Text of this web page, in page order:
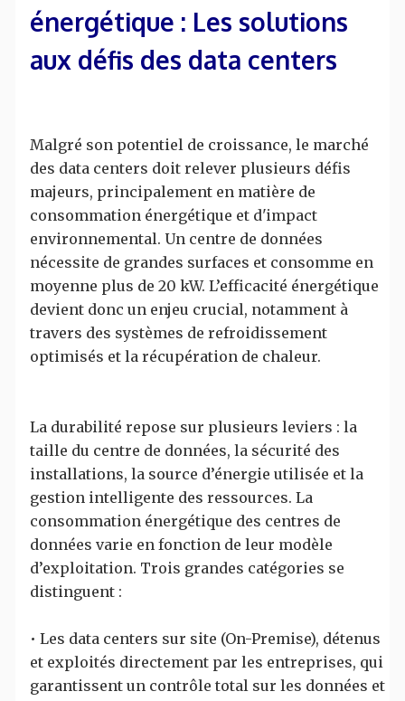
énergétique : Les solutions
aux défis des data centers
Malgré son potentiel de croissance, le marché
des data centers doit relever plusieurs défis
majeurs, principalement en matière de
consommation énergétique et d'impact
environnemental. Un centre de données
nécessite de grandes surfaces et consomme en
moyenne plus de 20 kW. L’efficacité énergétique
devient donc un enjeu crucial, notamment à
travers des systèmes de refroidissement
optimisés et la récupération de chaleur.
La durabilité repose sur plusieurs leviers : la
taille du centre de données, la sécurité des
installations, la source d’énergie utilisée et la
gestion intelligente des ressources. La
consommation énergétique des centres de
données varie en fonction de leur modèle
d’exploitation. Trois grandes catégories se
distinguent :
• Les data centers sur site (On-Premise), détenus
et exploités directement par les entreprises, qui
garantissent un contrôle total sur les données et